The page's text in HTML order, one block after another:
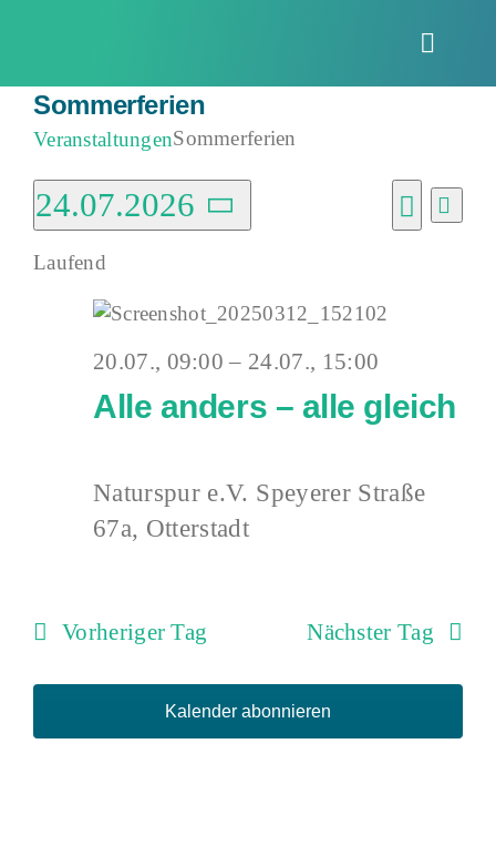
Toggle
Sommerferien
VeranstaltungenSommerferien
Veranstaltungen
für
24.
2026
Suche
Tag
24.07.2026
Datum
wählen.
Laufend
Alle anders – alle gleich
20.07., 09:00 – 24.07., 15:00
Naturspur e.V. Speyerer Straße
67a, Otterstadt
Vorheriger Tag Nächster Tag
Kalender abonnieren